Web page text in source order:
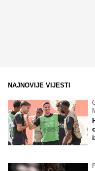
NAJNOVIJE VIJESTI